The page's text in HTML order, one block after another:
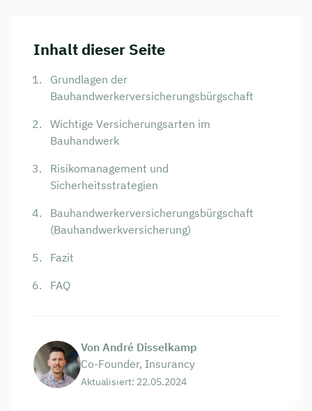
Inhalt dieser Seite
Grundlagen der
Bauhandwerkerversicherungsbürgschaft
Wichtige Versicherungsarten im
Bauhandwerk
Risikomanagement und
Sicherheitsstrategien
Bauhandwerkerversicherungsbürgschaft
(Bauhandwerkversicherung)
Fazit
FAQ
Von André Disselkamp
Co-Founder, Insurancy
Aktualisiert: 22.05.2024